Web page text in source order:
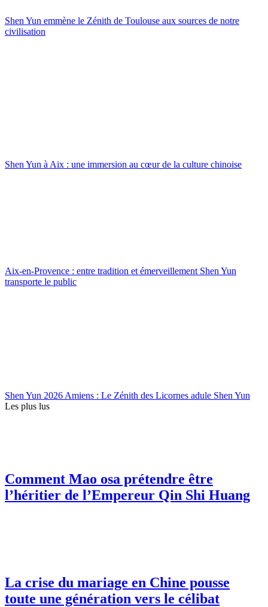
Shen Yun emmène le Zénith de Toulouse aux sources de notre
civilisation
Shen Yun à Aix : une immersion au cœur de la culture chinoise
Aix-en-Provence : entre tradition et émerveillement Shen Yun
transporte le public
Shen Yun 2026 Amiens : Le Zénith des Licornes adule Shen Yun
Les plus lus
Comment Mao osa prétendre être
l’héritier de l’Empereur Qin Shi Huang
La crise du mariage en Chine pousse
toute une génération vers le célibat